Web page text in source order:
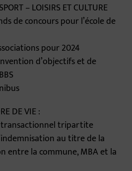
– LOISIRS ET CULTURE
de concours pour l’école de
pour 2024
d’objectifs et de
DE VIE :
transactionnel tripartite
au titre de la
entre la commune, MBA et la